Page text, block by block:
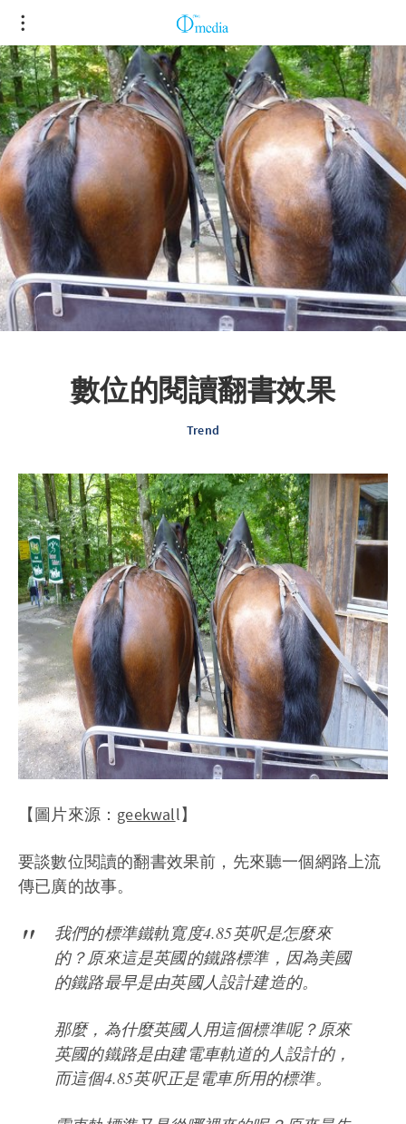
數位的閱讀翻書效果
Trend
【圖片來源： geekwall】
要談數位閱讀的翻書效果前，先來聽一個網路上流
傳已廣的故事。
我們的標準鐵軌寬度4.85英呎是怎麼來
的？原來這是英國的鐵路標準，因為美國
的鐵路最早是由英國人設計建造的。
那麼，為什麼英國人用這個標準呢？原來
英國的鐵路是由建電車軌道的人設計的，
而這個4.85英呎正是電車所用的標準。